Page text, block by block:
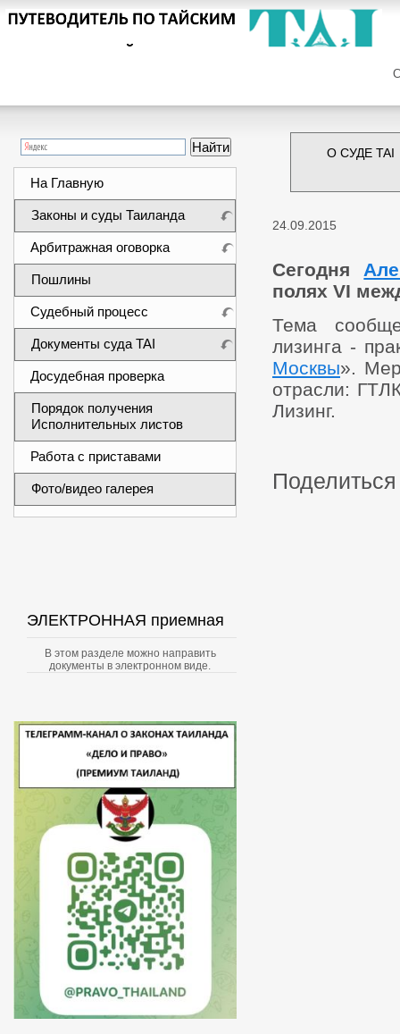
На Главную
Законы и суды Таиланда
Арбитражная оговорка
Пошлины
Судебный процесс
Документы суда TAI
Досудебная проверка
Порядок получения
Исполнительных листов
Работа с приставами
Фото/видео галерея
ЭЛЕКТРОННАЯ приемная
В этом разделе можно направить
документы в электронном виде.
О СУДЕ TAI
24.09.2015
Сегодня
полях VI
Тема
лизинга -
Москвы».
отрасли:
Лизинг.